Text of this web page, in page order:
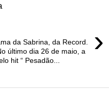
›
da Sabrina, da Record.
último dia 26 de maio, a
hit “ Pesadão...